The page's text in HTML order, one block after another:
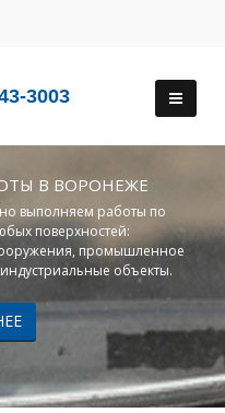
3003
В ВОРОНЕЖЕ
выполняем работы по
поверхностей:
промышленное
объекты.